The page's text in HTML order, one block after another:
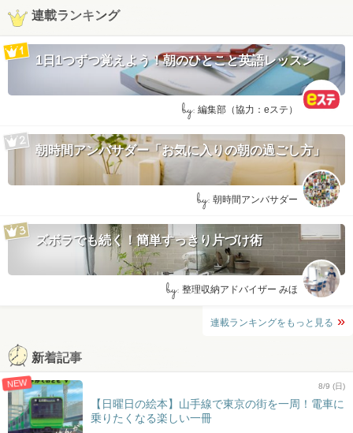
連載ランキング
1日1つずつ覚えよう！朝のひとこと英語レッスン
by: 編集部（協力：eステ）
朝時間アンバサダー「お気に入りの朝の過ごし方」
by: 朝時間アンバサダー
ズボラでも続く！簡単すっきり片づけ術
by: 整理収納アドバイザー みほ
連載ランキングをもっと見る
新着記事
NEW 8/9 (日)
【日曜日の絵本】山手線で東京の街を一周！電車に
乗りたくなる楽しい一冊